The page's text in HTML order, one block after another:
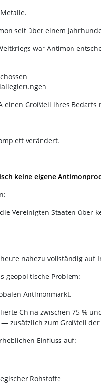
seit über einem
war Antimon
einen Großteil ihres Bedarfs
verändert.
keine eigene
Vereinigten Staaten über
nahezu vollständig auf
geopolitische Problem:
Antimonmarkt.
China zwischen 75 %
zusätzlich zum Großteil
Einfluss auf:
Rohstoffe